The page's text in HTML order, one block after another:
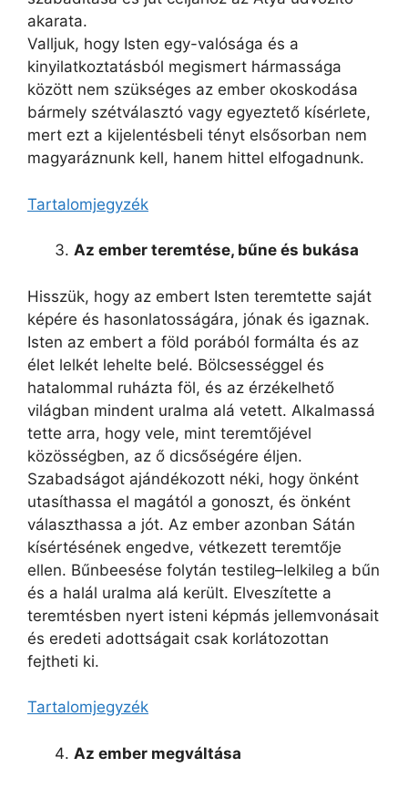
akarata.
Valljuk, hogy Isten egy-valósága és a
kinyilatkoztatásból megismert hármassága
között nem szükséges az ember okoskodása
bármely szétválasztó vagy egyeztető kísérlete,
mert ezt a kijelentésbeli tényt elsősorban nem
magyaráznunk kell, hanem hittel elfogadnunk.
Tartalomjegyzék
Az ember teremtése, bűne és bukása
Hisszük, hogy az embert Isten teremtette saját
képére és hasonlatosságára, jónak és igaznak.
Isten az embert a föld porából formálta és az
élet lelkét lehelte belé. Bölcsességgel és
hatalommal ruházta föl, és az érzékelhető
világban mindent uralma alá vetett. Alkalmassá
tette arra, hogy vele, mint teremtőjével
közösségben, az ő dicsőségére éljen.
Szabadságot ajándékozott néki, hogy önként
utasíthassa el magától a gonoszt, és önként
választhassa a jót. Az ember azonban Sátán
kísértésének engedve, vétkezett teremtője
ellen. Bűnbeesése folytán testileg–lelkileg a bűn
és a halál uralma alá került. Elveszítette a
teremtésben nyert isteni képmás jellemvonásait
és eredeti adottságait csak korlátozottan
fejtheti ki.
Tartalomjegyzék
Az ember megváltása